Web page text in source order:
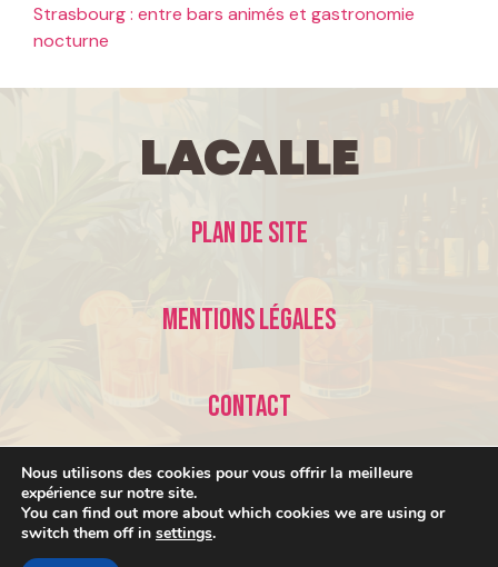
Strasbourg : entre bars animés et gastronomie
nocturne
LaCalle
Plan de site
Mentions légales
Contact
Nous utilisons des cookies pour vous offrir la meilleure
expérience sur notre site.
You can find out more about which cookies we are using or
switch them off in settings.